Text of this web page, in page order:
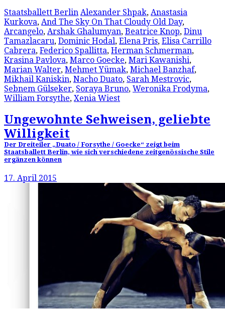
Staatsballett Berlin Alexander Shpak, Anastasia
Kurkova, And The Sky On That Cloudy Old Day,
Arcangelo, Arshak Ghalumyan, Beatrice Knop, Dinu
Tamazlacaru, Dominic Hodal, Elena Pris, Elisa Carrillo
Cabrera, Federico Spallitta, Herman Schmerman,
Krasina Pavlova, Marco Goecke, Mari Kawanishi,
Marian Walter, Mehmet Yümak, Michael Banzhaf,
Mikhail Kaniskin, Nacho Duato, Sarah Mestrovic,
Sebnem Gülseker, Soraya Bruno, Weronika Frodyma,
William Forsythe, Xenia Wiest
Ungewohnte Sehweisen, geliebte
Willigkeit
Der Dreiteiler „Duato / Forsythe / Goecke“ zeigt beim
Staatsballett Berlin, wie sich verschiedene zeitgenössische Stile
ergänzen können
17. April 2015